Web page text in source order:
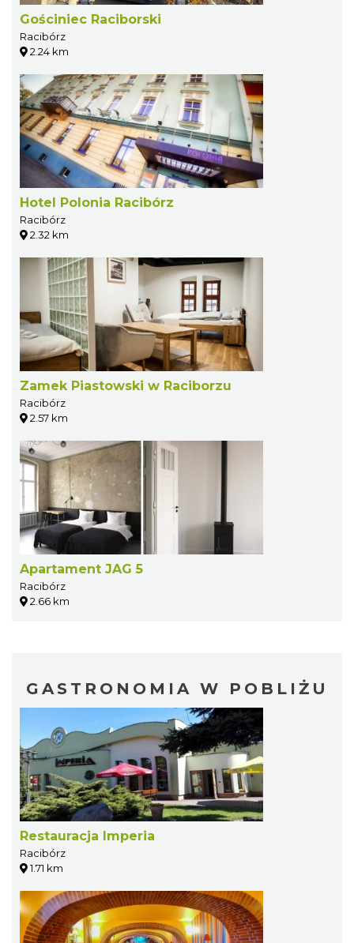
Gościniec Raciborski
Racibórz
2.24 km
Hotel Polonia Racibórz
Racibórz
2.32 km
Zamek Piastowski w Raciborzu
Racibórz
2.57 km
Apartament JAG 5
Racibórz
2.66 km
GASTRONOMIA W POBLIŻU
Restauracja Imperia
Racibórz
1.71 km